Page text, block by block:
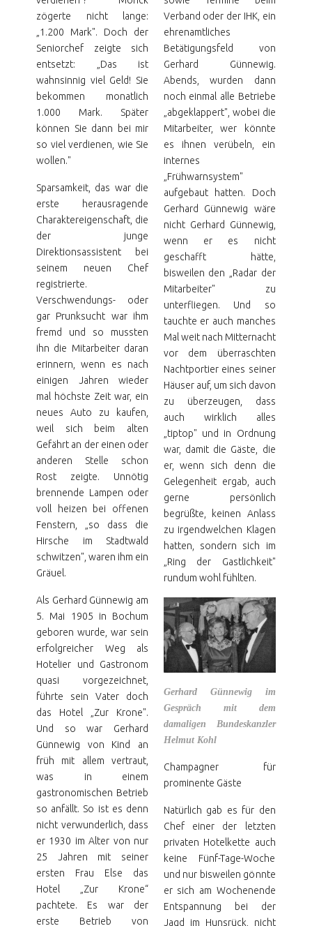
zögerte nicht lange:
„1.200 Mark". Doch der
Seniorchef zeigte sich
entsetzt: „Das ist
wahnsinnig viel Geld! Sie
bekommen monatlich
1.000 Mark. Später
können Sie dann bei mir
so viel verdienen, wie Sie
wollen."
Sparsamkeit, das war die
erste herausragende
Charaktereigenschaft, die
der junge
Direktionsassistent bei
seinem neuen Chef
registrierte.
Verschwendungs- oder
gar Prunksucht war ihm
fremd und so mussten
ihn die Mitarbeiter daran
erinnern, wenn es nach
einigen Jahren wieder
mal höchste Zeit war, ein
neues Auto zu kaufen,
weil sich beim alten
Gefährt an der einen oder
anderen Stelle schon
Rost zeigte. Unnötig
brennende Lampen oder
voll heizen bei offenen
Fenstern, „so dass die
Hirsche im Stadtwald
schwitzen", waren ihm ein
Gräuel.
Als Gerhard Günnewig am
5. Mai 1905 in Bochum
geboren wurde, war sein
erfolgreicher Weg als
Hotelier und Gastronom
quasi vorgezeichnet,
führte sein Vater doch
das Hotel „Zur Krone".
Und so war Gerhard
Günnewig von Kind an
früh mit allem vertraut,
was in einem
gastronomischen Betrieb
so anfällt. So ist es denn
nicht verwunderlich, dass
er 1930 im Alter von nur
25 Jahren mit seiner
ersten Frau Else das
Hotel „Zur Krone“
pachtete. Es war der
erste Betrieb von
Verband oder der IHK, ein
ehrenamtliches
Betätigungsfeld von
Gerhard Günnewig.
Abends, wurden dann
noch einmal alle Betriebe
„abgeklappert", wobei die
Mitarbeiter, wer könnte
es ihnen verübeln, ein
internes
„Frühwarnsystem"
aufgebaut hatten. Doch
Gerhard Günnewig wäre
nicht Gerhard Günnewig,
wenn er es nicht
geschafft hätte,
bisweilen den „Radar der
Mitarbeiter" zu
unterfliegen. Und so
tauchte er auch manches
Mal weit nach Mitternacht
vor dem überraschten
Nachtportier eines seiner
Häuser auf, um sich davon
zu überzeugen, dass
auch wirklich alles
„tiptop" und in Ordnung
war, damit die Gäste, die
er, wenn sich denn die
Gelegenheit ergab, auch
gerne persönlich
begrüßte, keinen Anlass
zu irgendwelchen Klagen
hatten, sondern sich im
„Ring der Gastlichkeit"
rundum wohl fühlten.
Gerhard Günnewig im
Gespräch mit dem
damaligen Bundeskanzler
Helmut Kohl
Champagner für
prominente Gäste
Natürlich gab es für den
Chef einer der letzten
privaten Hotelkette auch
keine Fünf-Tage-Woche
und nur bisweilen gönnte
er sich am Wochenende
Entspannung bei der
Jagd im Hunsrück, nicht